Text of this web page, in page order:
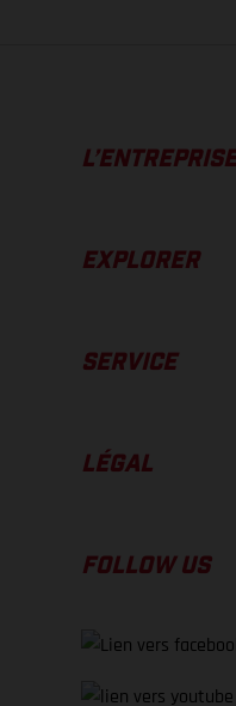
L’ENTREPRISE
EXPLORER
SERVICE
LÉGAL
FOLLOW US